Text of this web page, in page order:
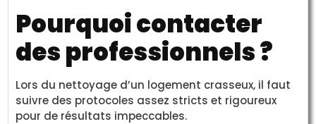
Pourquoi contacter
des professionnels ?
Lors du nettoyage d’un logement crasseux, il faut
suivre des protocoles assez stricts et rigoureux
pour de résultats impeccables.